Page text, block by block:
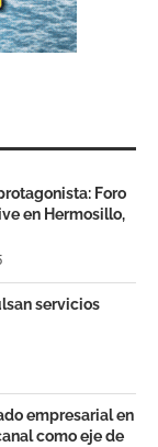
Foro
en Hermosillo,
servicios
empresarial en
como eje de